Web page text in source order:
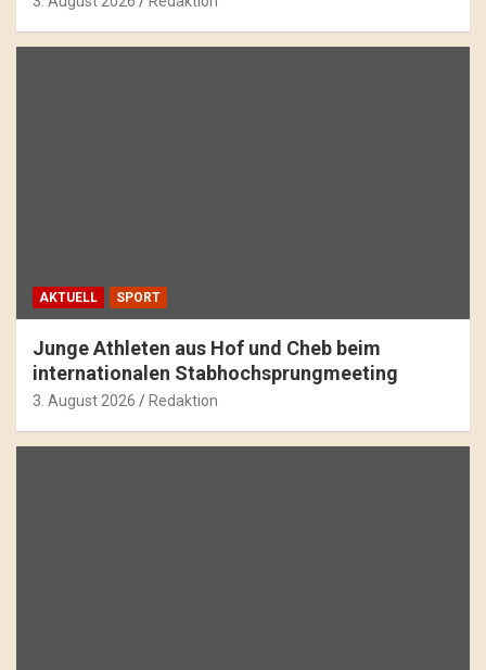
AKTUELL SPORT
Junge Athleten aus Hof und Cheb beim
internationalen Stabhochsprungmeeting
3. August 2026 Redaktion